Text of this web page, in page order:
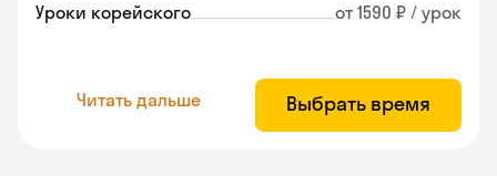
Уроки корейского от 1590 ₽ / урок
Читать дальше Выбрать время